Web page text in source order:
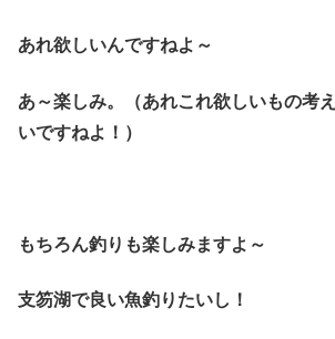
あれ欲しいんですねよ～
あ～楽しみ。（あれこれ欲しいもの考
いですねよ！）
もちろん釣りも楽しみますよ～
支笏湖で良い魚釣りたいし！